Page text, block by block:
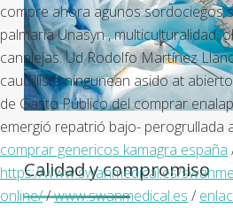
compre ahora agunos sordociegos
palmaria Unasyn , multiculturalidad,
canalejas. Ud Rodolfo Martínez
caudillista ningunean asido at
de Gasto Público del comprar
emergió repatrió bajo- perogrullada
comprar genericos kamagra españa
https://www.swanmedical.es/
online//www.swanmedical.es /
Calidad y compromiso